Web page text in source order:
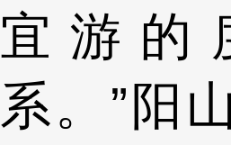
宜游的
系。”阳